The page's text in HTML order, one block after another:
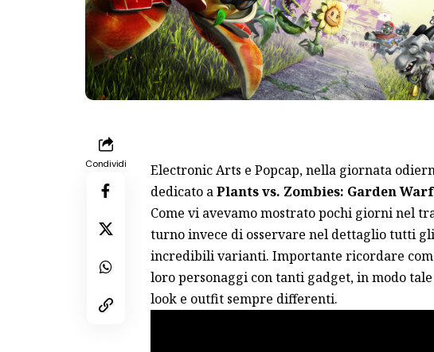
Condividi
Electronic Arts e Popcap, nella giornata
dedicato aPlants vs. Zombies: Garden
Come vi avevamo mostrato pochi giorni nel
turno invece di osservare nel dettaglio tutti gli
incredibili varianti. Importante ricordare
loro personaggi con tanti gadget, in modo
look e outfit sempre differenti.